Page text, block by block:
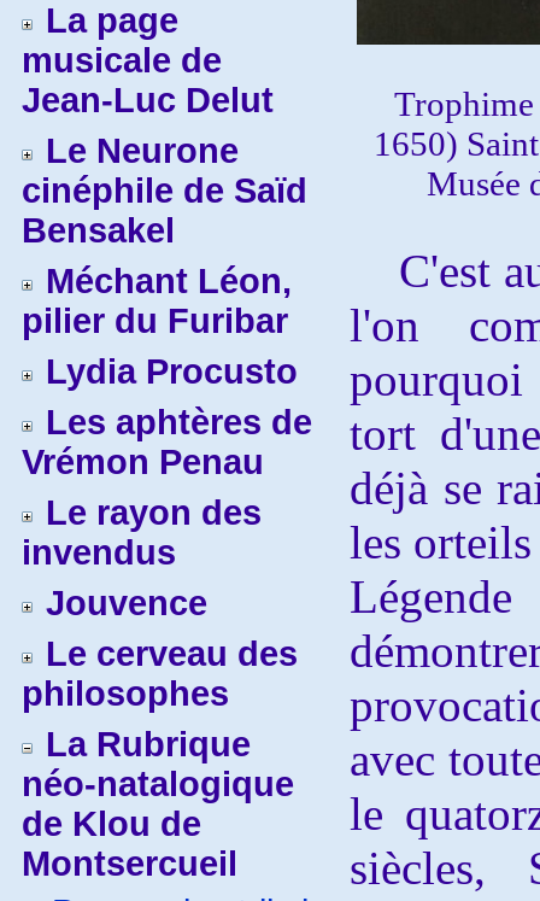
La page
musicale de
Jean-Luc Delut
Le Neurone
cinéphile de Saïd
Bensakel
Méchant Léon,
pilier du Furibar
Lydia Procusto
Les aphtères de
Vrémon Penau
Le rayon des
invendus
Jouvence
Le cerveau des
philosophes
La Rubrique
néo-natalogique
de Klou de
Montsercueil
1650)
Musée
C'est
l'on
tort
déjà se
les
avec
le
siècles,